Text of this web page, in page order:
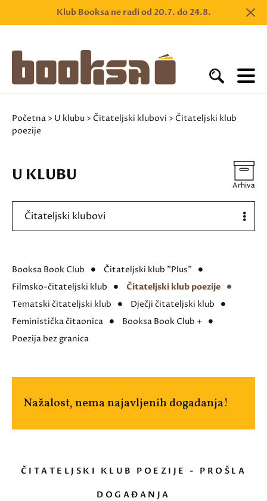
Klub Booksa ne radi od 20.7. do 24.8.
Početna > U klubu > Čitateljski klubovi > Čitateljski klub
poezije
U KLUBU
Čitateljski klubovi
Arhiva
Booksa Book Club
Čitateljski klub "Plus"
Filmsko-čitateljski klub
Čitateljski klub poezije
Tematski čitateljski klub
Dječji čitateljski klub
Feministička čitaonica
Booksa Book Club +
Poezija bez granica
Nažalost, nema najavljenih događanja!
ČITATELJSKI KLUB POEZIJE - PROŠLA
DOGAĐANJA